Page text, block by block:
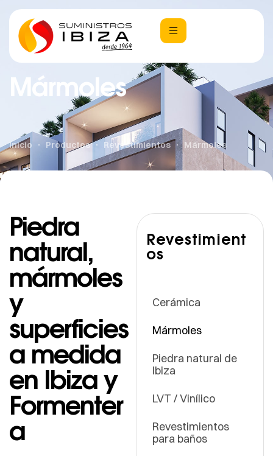
Mármoles
Inicio Productos Revestimientos Mármoles
Piedra
natural,
mármoles
y
superficies
a medida
en Ibiza y
Formenter
a
Revestimient
os
Cerámica
Mármoles
Piedra natural de
Ibiza
LVT / Vinílico
Revestimientos
para baños